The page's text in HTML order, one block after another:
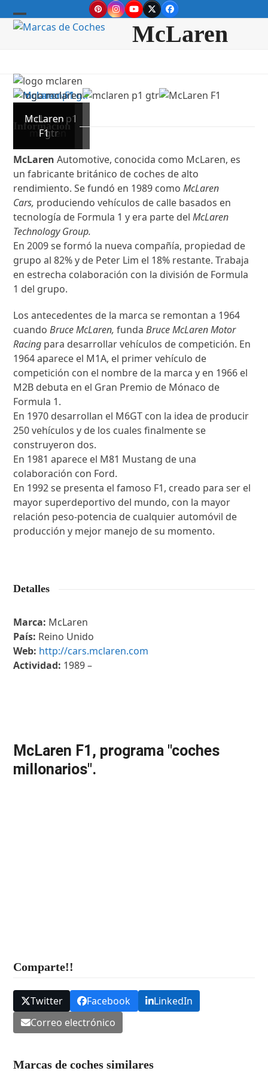
to
PinterestInstagram
YouTube
TwitterFacebook
Open
Close
McLaren
logo
mclaren
mclaren p1
gtr
McLaren
F1
Información
McLarenAutomotive, conocida como McLaren, es
un fabricante británico de coches de alto
rendimiento. Se fundó en 1989 comoMcLaren
Cars, produciendo vehículos de calle basados en
tecnología de Formula 1 y era parte delMcLaren
Technology Group.
En 2009 se formó la nueva compañía, propiedad de
grupo al 82% y de Peter Lim el 18% restante. Trabaja
en estrecha colaboración con la división de Formula
1 del grupo.
Los antecedentes de la marca se remontan a 1964
cuandoBruce McLaren,fundaBruce McLaren Motor
Racing para desarrollar vehículos de competición. En
1964 aparece el M1A, el primer vehículo de
competición con el nombre de la marca y en 1966 el
M2B debuta en el Gran Premio de Mónaco de
Formula 1.
En 1970 desarrollan el M6GT con la idea de producir
250 vehículos y de los cuales finalmente se
construyeron dos.
En 1981 aparece el M81 Mustang de una
colaboración con Ford.
En 1992 se presenta el famoso F1, creado para ser el
mayor superdeportivo del mundo, con la mayor
relación peso-potencia de cualquier automóvil de
producción y mejor manejo de su momento.
Detalles
Marca: McLaren
País: Reino Unido
Web: http://cars.mclaren.com
Actividad: 1989 –
McLaren F1, programa "coches
millonarios".
Comparte!!
Twitter Facebook
LinkedIn
Correo electrónico
Marcas de coches similares